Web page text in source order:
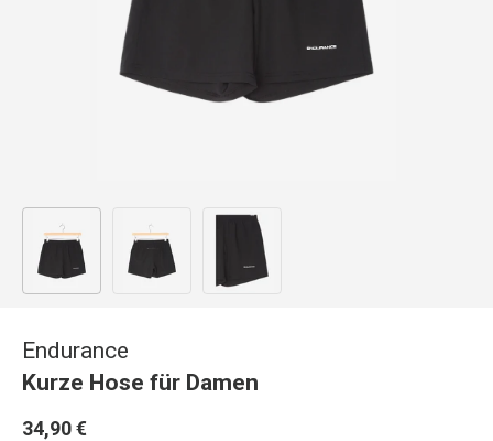
Bild 1 in Galerieansicht laden
Endurance
Kurze Hose für Damen
34,90 €